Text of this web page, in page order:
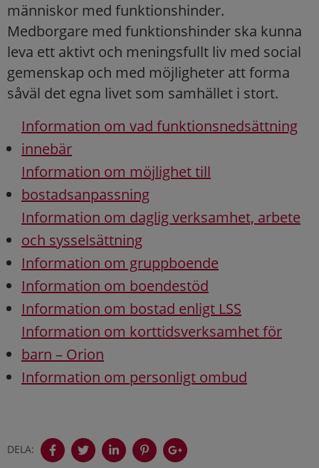
människor med funktionshinder.
Medborgare med funktionshinder ska kunna
leva ett aktivt och meningsfullt liv med social
gemenskap och med möjligheter att forma
såväl det egna livet som samhället i stort.
Information om vad funktionsnedsättning
innebär
Information om möjlighet till
bostadsanpassning
Information om daglig verksamhet, arbete
och sysselsättning
Information om gruppboende
Information om boendestöd
Information om bostad enligt LSS
Information om korttidsverksamhet för
barn – Orion
Information om personligt ombud
DELA: